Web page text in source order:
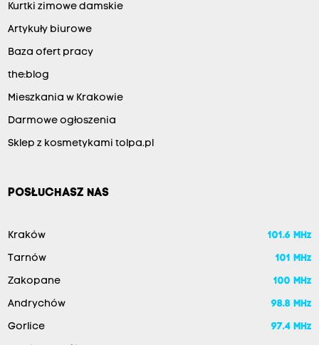
Kurtki zimowe damskie
Artykuły biurowe
Baza ofert pracy
the:blog
Mieszkania w Krakowie
Darmowe ogłoszenia
Sklep z kosmetykami tolpa.pl
POSŁUCHASZ NAS
Kraków 101.6 MHz
Tarnów 101 MHz
Zakopane 100 MHz
Andrychów 98.8 MHz
Gorlice 97.4 MHz